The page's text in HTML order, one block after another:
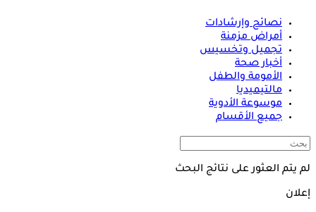
نصائح وإرشادات
أمراض مزمنة
تجميل وتخسيس
أخبار صحة
الأمومة والطفل
مالتيميديا
موسوعة الأدوية
جميع الأقسام
لم يتم العثور على نتائج البحث
إعلان